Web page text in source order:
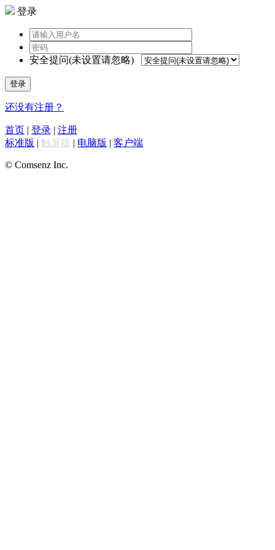
登录
安全提问(未设置请忽略)
登录
还没有注册？
首页 | 登录 | 注册
标准版 | 触屏版 | 电脑版 | 客户端
© Comsenz Inc.